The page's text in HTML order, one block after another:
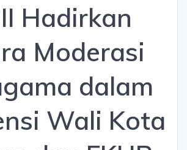
Hadirkan
Moderasi
dalam
Wali Kota